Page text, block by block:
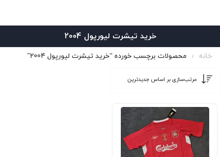
خرید تیشرت لیورپول 2004
خانه محصولات برچسب خورده “خرید تیشرت لیورپول 2004”